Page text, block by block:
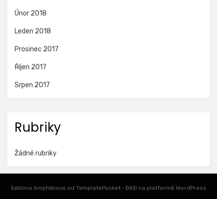
Únor 2018
Leden 2018
Prosinec 2017
Říjen 2017
Srpen 2017
Rubriky
Žádné rubriky
šablona Amphibious od TemplatePocket ⋅ Běží na platformě WordPress